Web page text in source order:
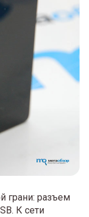
грани: разъем
К сети